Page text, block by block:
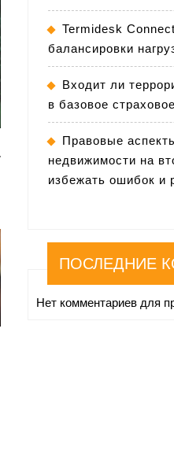
Termidesk
балансировки
Входит ли
в базовое
Правовые
недвижимости на
избежать ошибок и
ПОСЛЕДНИЕ
Нет комментариев для